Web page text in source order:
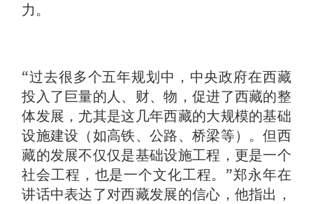
力。
“过去很多个五年规划中，中央政府在西藏
投入了巨量的人、财、物，促进了西藏的整
体发展，尤其是这几年西藏的大规模的基础
设施建设（如高铁、公路、桥梁等）。但西
藏的发展不仅仅是基础设施工程，更是一个
社会工程，也是一个文化工程。”郑永年在
讲话中表达了对西藏发展的信心，他指出，